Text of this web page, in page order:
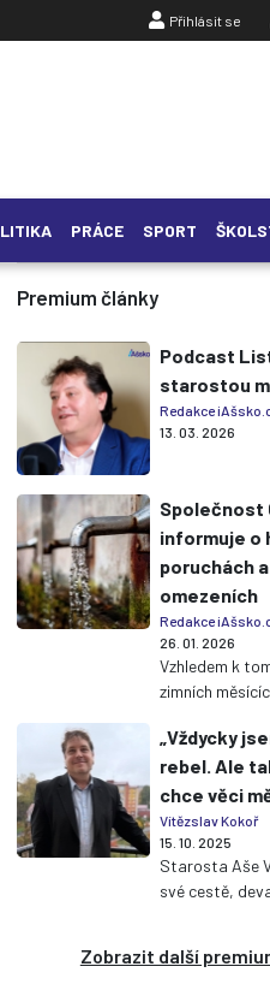
Přihlásit se
PRÁCE SPORT
Premium články
Podcast
starostou
Redakce
13. 03. 2026
Společnost
informuje o
poruchách
omezeních
Redakce
26. 01. 2026
Vzhledem k
zimních
„Vždycky
rebel. Ale
chce věci
Vítězslav Kokoř
15. 10. 2025
Starosta Aše
své cestě,
Zobrazit další